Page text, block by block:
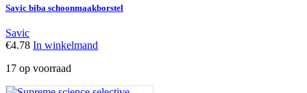
Savic biba schoonmaakborstel
Savic
€4.78 In winkelmand
17 op voorraad